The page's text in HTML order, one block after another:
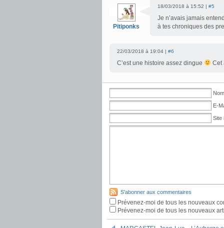
Pitiponks
18/03/2018 à 15:52 | #5
Je n’avais jamais
à tes chroniques des
22/03/2018 à 19:04 | #6
C’est une histoire assez dingue Cet
E-
Site
S'abonner aux commentaires
Prévenez-moi de tous les nouveaux
Prévenez-moi de tous les nouveaux